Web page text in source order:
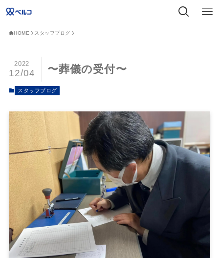
HOME スタッフブログ
〜葬儀の受付〜
2022
12/04
スタッフブログ